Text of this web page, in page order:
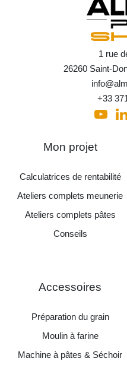
1 rue
26260 Saint-
+33
Mon projet
Calculatrices de rentabilité
Ateliers complets meunerie
Ateliers complets pâtes
Conseils
Accessoires
Préparation du grain
Moulin à farine
Machine à pâtes & Séchoir